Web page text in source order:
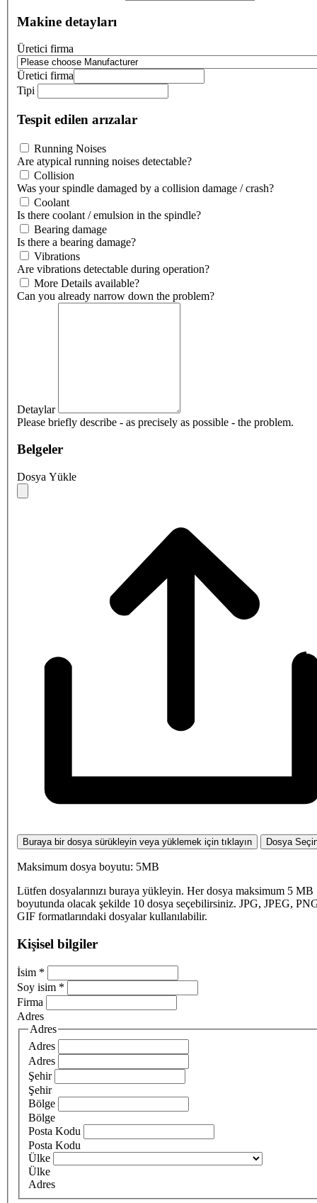
Makine detayları
Üretici firma
Üretici firma
Tipi
Tespit edilen arızalar
Running Noises
Are atypical running noises detectable?
Collision
Was your spindle damaged by a collision damage / crash?
Coolant
Is there coolant / emulsion in the spindle?
Bearing damage
Is there a bearing damage?
Vibrations
Are vibrations detectable during operation?
More Details available?
Can you already narrow down the problem?
Detaylar
Please briefly describe - as precisely as possible - the problem.
Belgeler
Dosya Yükle
Buraya bir dosya sürükleyin veya yüklemek için tıklayın Dosya
Maksimum dosya boyutu: 5MB
Lütfen dosyalarınızı buraya yükleyin. Her dosya maksimum 5 MB
boyutunda olacak şekilde 10 dosya seçebilirsiniz. JPG, JPEG,
GIF formatlarındaki dosyalar kullanılabilir.
Kişisel bilgiler
İsim *
Soy isim *
Firma
Adres
Adres
Adres
Adres
Şehir
Şehir
Bölge
Bölge
Posta Kodu
Posta Kodu
Ülke
Ülke
Adres